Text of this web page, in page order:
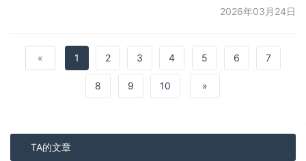
用户可在Wildberries平台购买实体礼品卡并赠
推出被视为应对市场竞争，并吸引更多注重线
下体验及礼品仪式感的消费者。Wildberries作
为俄罗斯领先的电商平台，其202
2026年03月24日
« 1 2 3 4 5 6 7
8 9 10 »
TA的文章